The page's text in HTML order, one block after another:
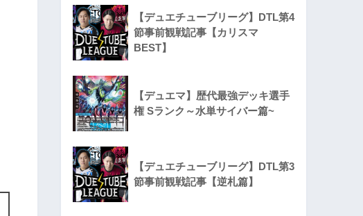
【デュエチューブリーグ】DTL第4
節事前観戦記事【カリスマ
BEST】
【デュエマ】歴代最強デッキ選手
権 Sランク～水単サイバー篇~
【デュエチューブリーグ】DTL第3
節事前観戦記事【逆札篇】